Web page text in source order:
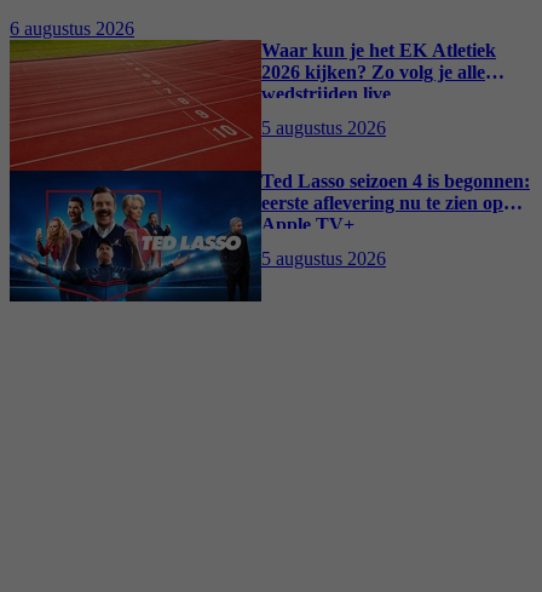
6 augustus 2026
Waar kun je het EK Atletiek
2026 kijken? Zo volg je alle
wedstrijden live
5 augustus 2026
Ted Lasso seizoen 4 is begonnen:
eerste aflevering nu te zien op
Apple TV+
5 augustus 2026